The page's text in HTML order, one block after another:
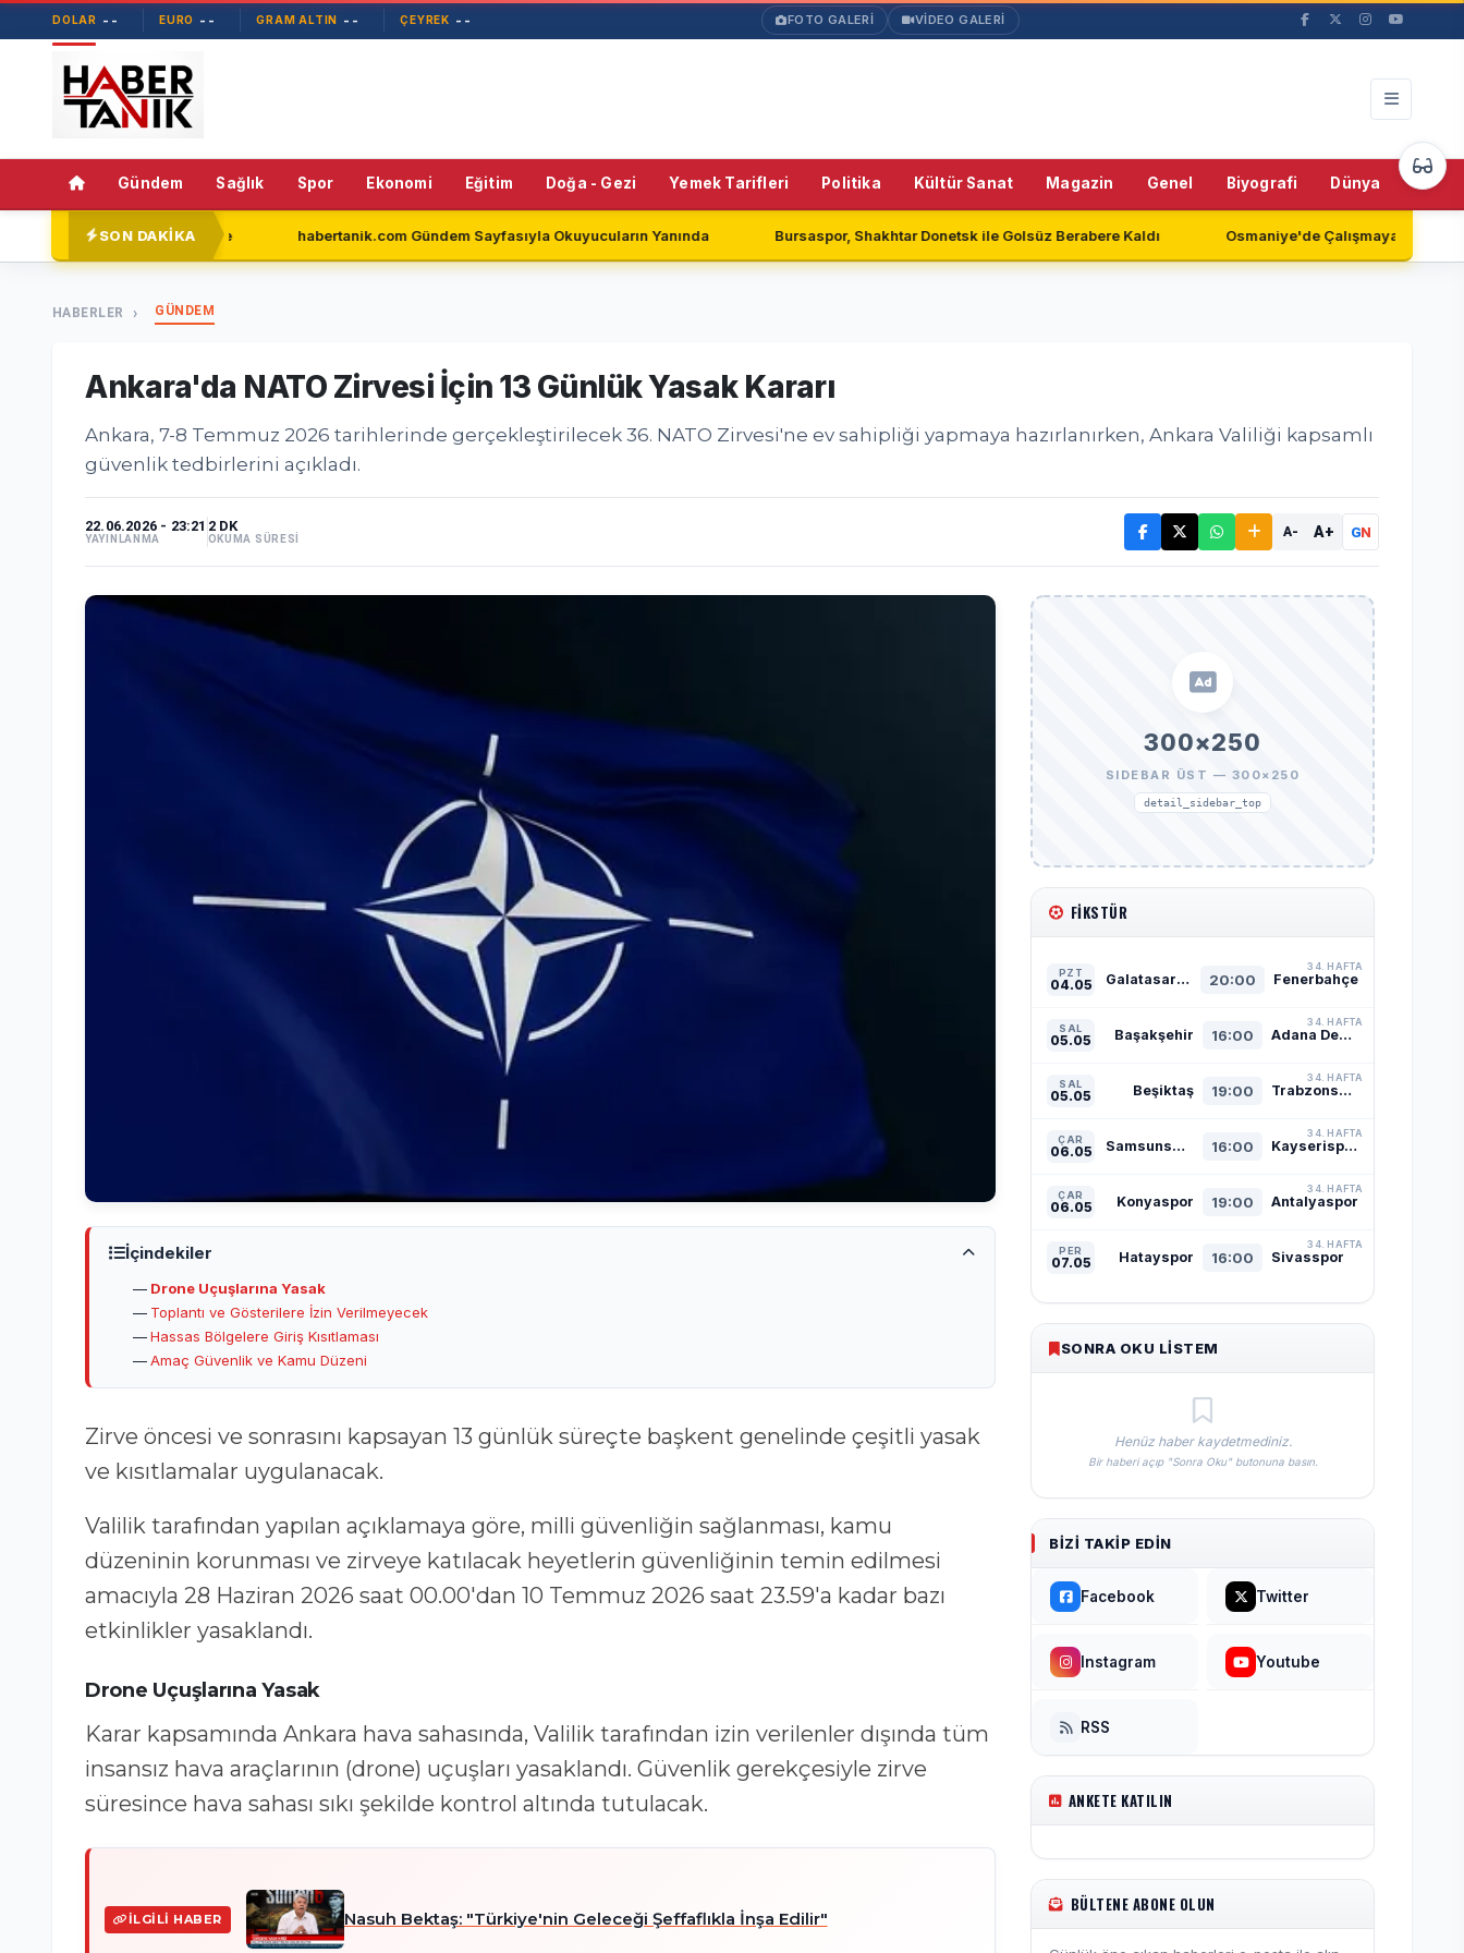
DOLAR -- EURO -- GRAM ALTIN -- ÇEYREK -- FOTO GALERİ VİDEO GALERİ
Gündem Sağlık Spor Ekonomi Eğitim Doğa - Gezi Yemek Tarifleri Politika Kültür Sanat Magazin Genel Biyografi Dünya
SON DAKİKA
Yeni Parti'de habertanik.com Gündem Sayfasıyla Okuyucuların Yanında Bursaspor, Shakhtar Donetsk ile Golsüz Berabere Kaldı Osmaniye'de Çalışmayan Güvenlik Kameraları
HABERLER GÜNDEM
Ankara'da NATO Zirvesi İçin 13 Günlük Yasak Kararı
Ankara, 7-8 Temmuz 2026 tarihlerinde gerçekleştirilecek 36. NATO Zirvesi'ne ev sahipliği yapmaya hazırlanırken, Ankara Valiliği kapsamlı
güvenlik tedbirlerini açıkladı.
22.06.2026 - 23:21
YAYINLANMA
2 DK
OKUMA SÜRESİ A- A+ GN
İçindekiler
Drone Uçuşlarına Yasak
Toplantı ve Gösterilere İzin Verilmeyecek
Hassas Bölgelere Giriş Kısıtlaması
Amaç Güvenlik ve Kamu Düzeni
Zirve öncesi ve sonrasını kapsayan 13 günlük süreçte başkent genelinde çeşitli yasak
ve kısıtlamalar uygulanacak.
Valilik tarafından yapılan açıklamaya göre, milli güvenliğin sağlanması, kamu
düzeninin korunması ve zirveye katılacak heyetlerin güvenliğinin temin edilmesi
amacıyla 28 Haziran 2026 saat 00.00'dan 10 Temmuz 2026 saat 23.59'a kadar bazı
etkinlikler yasaklandı.
Drone Uçuşlarına Yasak
Karar kapsamında Ankara hava sahasında, Valilik tarafından izin verilenler dışında tüm
insansız hava araçlarının (drone) uçuşları yasaklandı. Güvenlik gerekçesiyle zirve
süresince hava sahası sıkı şekilde kontrol altında tutulacak.
İLGILI HABER Nasuh Bektaş: "Türkiye'nin Geleceği Şeffaflıkla İnşa Edilir"
300×250
SIDEBAR ÜST — 300×250
detail_sidebar_top
FIKSTÜR
PZT
04.05 Galatasaray 20:00 Fenerbahçe
34. HAFTA
SAL
05.05 Başakşehir 16:00 Adana Demirspor
34. HAFTA
SAL
05.05 Beşiktaş 19:00 Trabzonspor
34. HAFTA
ÇAR
06.05 Samsunspor 16:00 Kayserispor
34. HAFTA
ÇAR
06.05 Konyaspor 19:00 Antalyaspor
34. HAFTA
PER
07.05 Hatayspor 16:00 Sivasspor
34. HAFTA
SONRA OKU LISTEM
Henüz haber kaydetmediniz.
Bir haberi açıp "Sonra Oku" butonuna basın.
BIZI TAKIP EDIN
Facebook Twitter
Instagram Youtube
RSS
ANKETE KATILIN
BÜLTENE ABONE OLUN